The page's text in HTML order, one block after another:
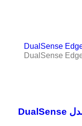
دسته بازی پلی استیشن 5 سونی مدل DualSense